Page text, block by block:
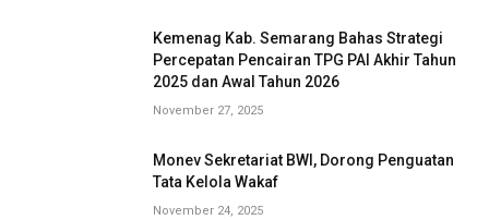
Kemenag Kab. Semarang Bahas Strategi
Percepatan Pencairan TPG PAI Akhir Tahun
2025 dan Awal Tahun 2026
November 27, 2025
Monev Sekretariat BWI, Dorong Penguatan
Tata Kelola Wakaf
November 24, 2025